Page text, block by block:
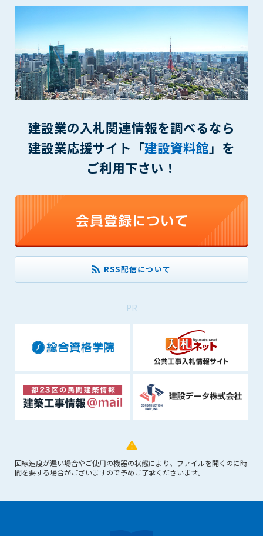
建設業の入札関連情報を調べるなら
建設業応援サイト「建設資料館」を
ご利用下さい！
RSS配信について
PR
回線速度が遅い場合やご使用の機器の状態により、ファイルを開くのに時
間を要する場合がございますので予めご了承くださいませ。
廃止を含み)し、本サービスの運営を中止または廃止することが
できるものとします。これに起因する会員または他の第三者が
被った損害について管理者は､一切の責任をも負わないものと
します。
第9条（会員の個人情報）
会員の氏名、住所、性別、年齢、メールアドレスその他本サー
ビスの提供に関連して管理者が知り得た会員の個人情報（以下
個人情報といいます）について、管理者は、以下の各号に該当
す。
(1) 会員が、自己の個人情報の開示に事前に同意している場合
(2) 個々の会員を特定できない統計的な処理をした形式で第三
者に提供する場合
に必要であると管理者が判断した場合
(4) 法令等により開示を求められた場合
第10条（免責事項）
管理者は、会員が登録した内容が以下に該当する、またはその
1. 管理者は、会員が本サービスを利用することにより得た情報
生じた一切の損害に対して、管理者は、何らの責任も負わな
2. 会員は、自己の費用と責任において本サービスを利用するも
のとし、会員による本サービスの利用に関連し、第三者から
問合せ、クレーム、請求等がなされまたは訴訟が提起された
場合、当該会員は、自らの費用と責任においてこれを解決す
るものとし、管理者を一切免責するものとします。
3. 本サービスにおいて掲載されている広告等によって行われる
取引に起因する損害及び広告等が掲載されたこと自体に起因
第11条（運用の停止）
停電や天災等の不可抗力、または保守・点検・加入者の利便性
とがあります。運用停止については事前に建設資料館WEB上で